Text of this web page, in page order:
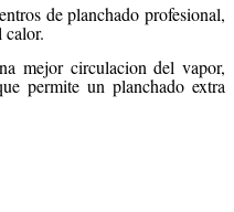
de planchado profesional,
calor.
mejor circulacion del vapor,
permite un planchado extra